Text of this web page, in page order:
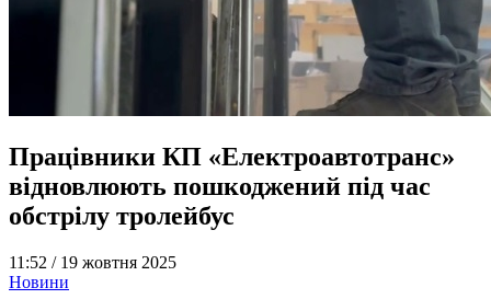
Працівники КП «Електроавтотранс»
відновлюють пошкоджений під час
обстрілу тролейбус
11:52 / 19 жовтня 2025
Новини